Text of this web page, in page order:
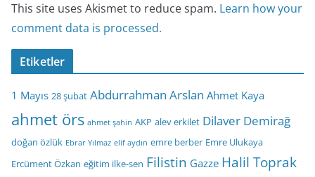
This site uses Akismet to reduce spam. Learn how your
comment data is processed.
Etiketler
1 Mayıs 28 şubat Abdurrahman Arslan Ahmet Kaya
ahmet örs ahmet şahin AKP alev erkilet Dilaver Demirağ
doğan özlük Ebrar Yılmaz elif aydın emre berber Emre Ulukaya
Ercüment Özkan eğitim ilke-sen Filistin Gazze Halil Toprak